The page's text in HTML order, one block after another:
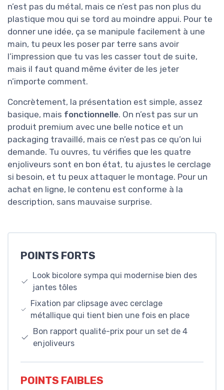
n’est pas du métal, mais ce n’est pas non plus du
plastique mou qui se tord au moindre appui. Pour te
donner une idée, ça se manipule facilement à une
main, tu peux les poser par terre sans avoir
l’impression que tu vas les casser tout de suite,
mais il faut quand même éviter de les jeter
n’importe comment.
Concrètement, la présentation est simple, assez
basique, mais fonctionnelle. On n’est pas sur un
produit premium avec une belle notice et un
packaging travaillé, mais ce n’est pas ce qu’on lui
demande. Tu ouvres, tu vérifies que les quatre
enjoliveurs sont en bon état, tu ajustes le cerclage
si besoin, et tu peux attaquer le montage. Pour un
achat en ligne, le contenu est conforme à la
description, sans mauvaise surprise.
POINTS FORTS
Look bicolore sympa qui modernise bien des
jantes tôles
Fixation par clipsage avec cerclage
métallique qui tient bien une fois en place
Bon rapport qualité-prix pour un set de 4
enjoliveurs
POINTS FAIBLES